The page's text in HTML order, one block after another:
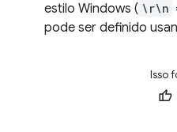
estilo Windows ( \r\n
pode ser definido
Isso